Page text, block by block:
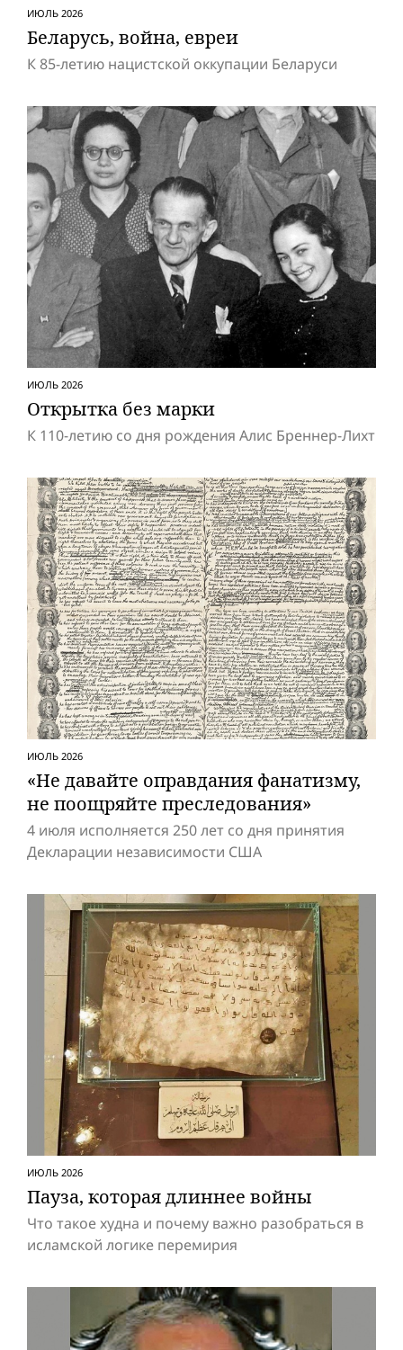
ИЮЛЬ 2026
Беларусь, вой­на, евреи
К 85-летию нацистской оккупации Беларуси
ИЮЛЬ 2026
Открытка без марки
К 110-летию со дня рождения Алис Бреннер-Лихт
ИЮЛЬ 2026
«Не давайте оправдания фанатизму,
не поощряйте преследования»
4 июля исполняется 250 лет со дня принятия
Декларации независимости США
ИЮЛЬ 2026
Пауза, которая длиннее вой­ны
Что такое худна и почему важно разобраться в
исламской логике перемирия